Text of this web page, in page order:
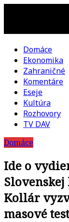
DAV
DVA
politická
revue
Domáce
Ekonomika
Zahraničné
Komentáre
Eseje
Kultúra
Rozhovory
TV DAV
Domáce
Ide o
Kollár
masové